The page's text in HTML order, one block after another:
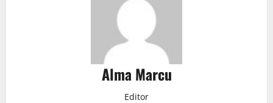
Alma Marcu
Editor